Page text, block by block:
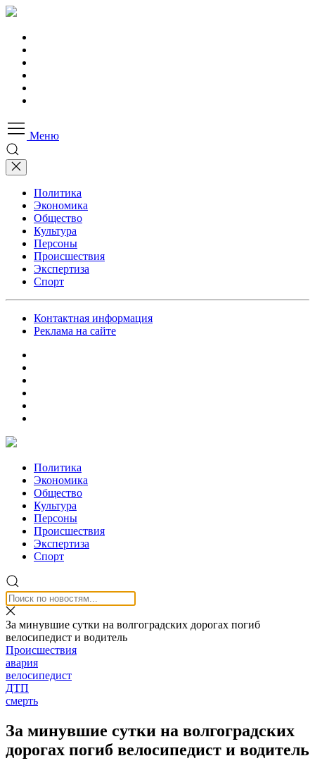
Меню
Политика
Экономика
Общество
Культура
Персоны
Происшествия
Экспертиза
Спорт
Контактная информация
Реклама на сайте
Политика
Экономика
Общество
Культура
Персоны
Происшествия
Экспертиза
Спорт
За минувшие сутки на волгоградских дорогах погиб
велосипедист и водитель
Происшествия
авария
велосипедист
ДТП
смерть
За минувшие сутки на волгоградских
дорогах погиб велосипедист и водитель